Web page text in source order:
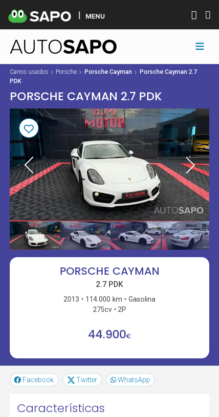
MENU
Carros usados Porsche Porsche Cayman
Porsche Cayman 2.7
PDK
PORSCHE CAYMAN 2.7 PDK
PORSCHE CAYMAN
2.7 PDK
2013 114.000 km
Gasolina
275cv
2P
44.900€
Facebook Twitter WhatsApp
Características